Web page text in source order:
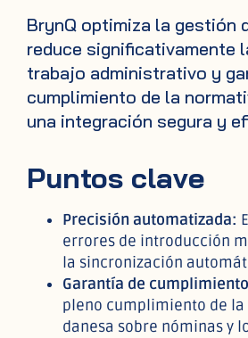
BrynQ optimiza la gestión
reduce significativamente
trabajo administrativo y
cumplimiento de la
una integración segura y
Puntos clave
Precisión automatizada:
errores de introducción
la sincronización
Garantía de
pleno cumplimiento de
danesa sobre nóminas y